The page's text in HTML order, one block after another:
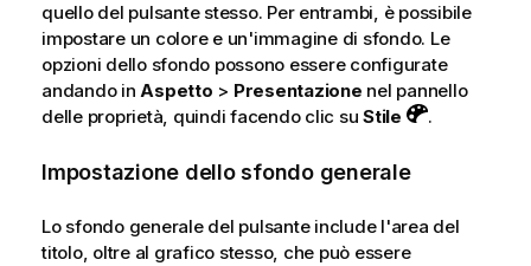
quello del pulsante stesso. Per entrambi, è possibile
impostare un colore e un'immagine di sfondo. Le
opzioni dello sfondo possono essere configurate
andando inAspetto > Presentazione nel pannello
delle proprietà, quindi facendo clic su Stile .
Impostazione dello sfondo generale
Lo sfondo generale del pulsante include l'area del
titolo, oltre al grafico stesso, che può essere